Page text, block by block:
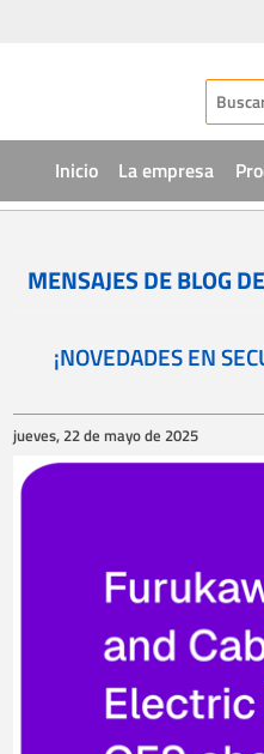
Inicio La empresa
MENSAJES DE BLOG
¡NOVEDADES EN
jueves, 22 de mayo de 2025